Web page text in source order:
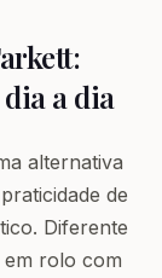
a dia
alternativa
de
Diferente
em rolo com